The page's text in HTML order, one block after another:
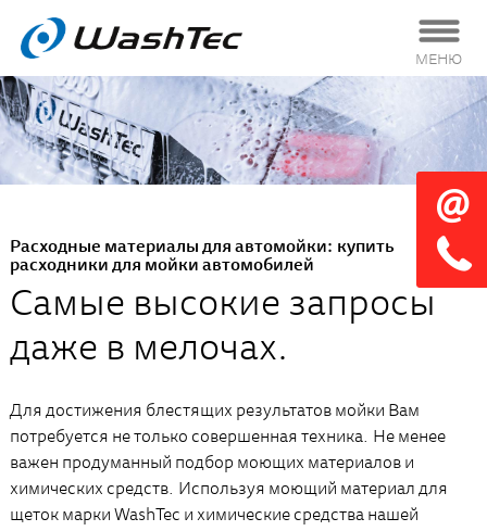
МЕНЮ
Расходные материалы для автомойки: купить
расходники для мойки автомобилей
Самые высокие запросы
даже в мелочах.
Для достижения блестящих результатов мойки Вам
потребуется не только совершенная техника. Не менее
важен продуманный подбор моющих материалов и
химических средств. Используя моющий материал для
щеток марки WashTec и химические средства нашей